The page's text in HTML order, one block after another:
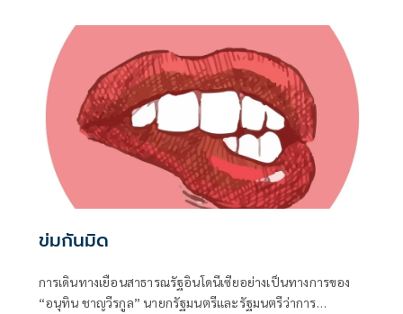
ว่าจะเป็นกรณีเข้ารับตำแหน่ง หรือพ้นจากตำแหน่ง
ข่มกันมิด
การเดินทางเยือนสาธารณรัฐอินโดนีเซียอย่างเป็นทางการของ
“อนุทิน ชาญวีรกูล” นายกรัฐมนตรีและรัฐมนตรีว่าการ